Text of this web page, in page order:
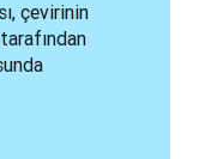
çevirinin